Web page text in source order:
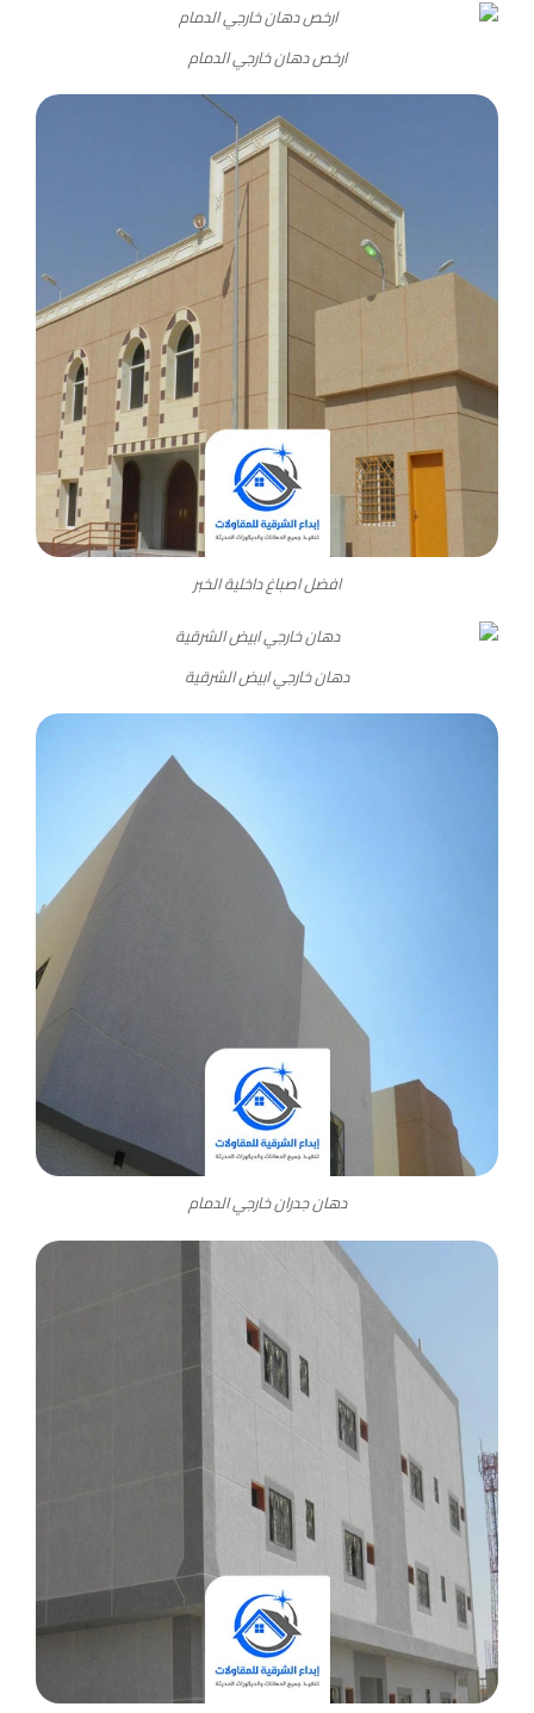
ارخص دهان خارجي الدمام
افضل اصباغ داخلية الخبر
دهان خارجي ابيض الشرقية
دهان جدران خارجي الدمام